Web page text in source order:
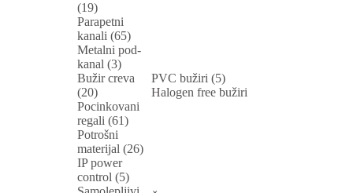
(19)
Parapetni
kanali (65)
Metalni pod-
kanal (3)
Bužir creva
(20)
PVC bužiri (5)
Halogen free bužiri
Pocinkovani
regali (61)
Potrošni
materijal (26)
IP power
control (5)